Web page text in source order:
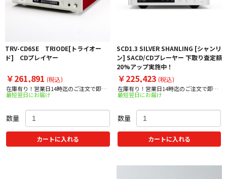
TRV-CD6SE TRIODE[トライオー
ド] CDプレイヤー
￥261,891 (税込)
在庫有り！営業日14時迄のご注文で即日
出荷！
最短翌日にお届け
数量
カートに入れる
SCD1.3 SILVER SHANLING [シャンリ
ン] SACD/CDプレーヤー 下取り査定額
20%アップ実施中！
￥225,423 (税込)
在庫有り！営業日14時迄のご注文で即日
出荷！
最短翌日にお届け
数量
カートに入れる